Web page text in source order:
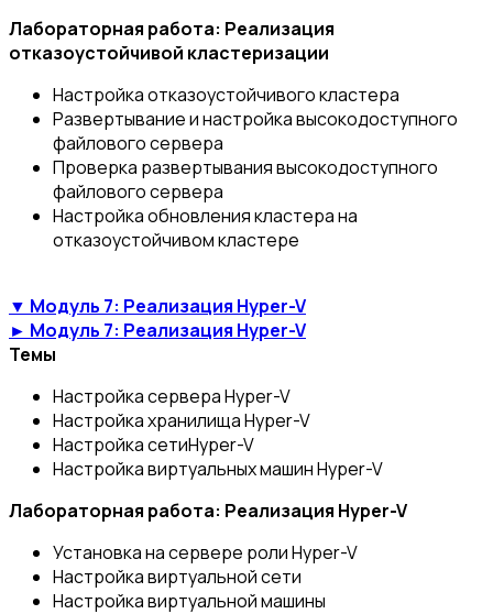
Лабораторная работа: Реализация
отказоустойчивой кластеризации
Настройка отказоустойчивого кластера
Развертывание и настройка высокодоступного
файлового сервера
Проверка развертывания высокодоступного
файлового сервера
Настройка обновления кластера на
отказоустойчивом кластере
▼ Модуль 7: Реализация Hyper-V
► Модуль 7: Реализация Hyper-V
Темы
Настройка сервера Hyper-V
Настройка хранилища Hyper-V
Настройка сетиHyper-V
Настройка виртуальных машин Hyper-V
Лабораторная работа: Реализация Hyper-V
Установка на сервере роли Hyper-V
Настройка виртуальной сети
Настройка виртуальной машины